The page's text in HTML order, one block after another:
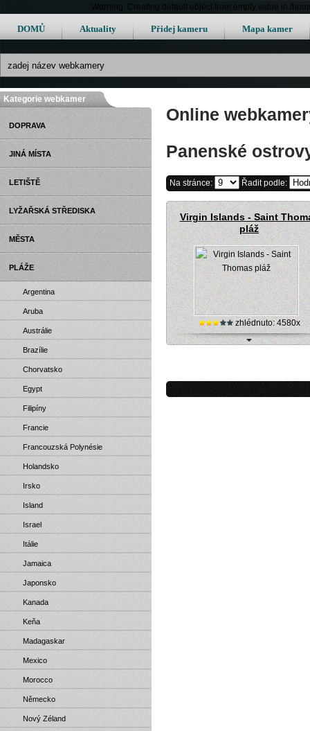
Warning: Creating default object from empty value in /
DOMŮ Aktuality Přidej kameru Mapa kamer
Online
Panenské
Na stránce: Řadit podle:
Virgin Islands - Saint
pláž
zhlédnuto: 4580x
Kategorie webkamer
DOPRAVA
JINÁ MÍSTA
LETIŠTĚ
LYŽAŘSKÁ STŘEDISKA
MĚSTA
PLÁŽE
Argentina
Aruba
Austrálie
Brazílie
Chorvatsko
Egypt
Filipíny
Francie
Francouzská Polynésie
Holandsko
Irsko
Island
Israel
Itálie
Jamaica
Japonsko
Kanada
Keňa
Madagaskar
Mexico
Morocco
Německo
Nový Zéland